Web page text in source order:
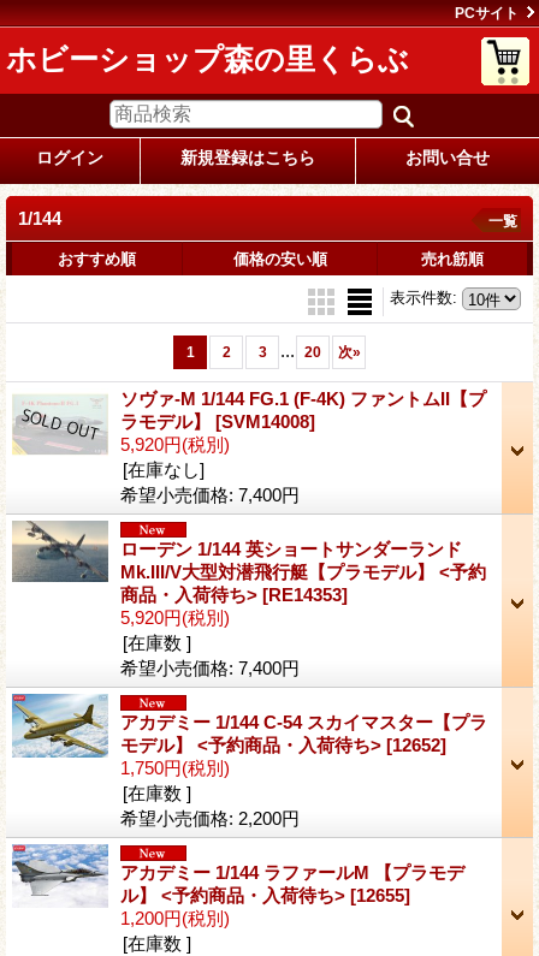
PCサイト
ホビーショップ森の里くらぶ
ログイン 新規登録はこちら お問い合せ
1/144 一覧
おすすめ順 価格の安い順 売れ筋順
表示件数:
1 2 3 ... 20 次»
ソヴァ-M 1/144 FG.1 (F-4K) ファントムII【プ
ラモデル】 [SVM14008]
5,920円(税別)
[在庫なし]
希望小売価格: 7,400円
ローデン 1/144 英ショートサンダーランド
Mk.III/V大型対潜飛行艇【プラモデル】 <予約
商品・入荷待ち> [RE14353]
5,920円(税別)
[在庫数 ]
希望小売価格: 7,400円
アカデミー 1/144 C-54 スカイマスター【プラ
モデル】 <予約商品・入荷待ち> [12652]
1,750円(税別)
[在庫数 ]
希望小売価格: 2,200円
アカデミー 1/144 ラファールM 【プラモデ
ル】 <予約商品・入荷待ち> [12655]
1,200円(税別)
[在庫数 ]